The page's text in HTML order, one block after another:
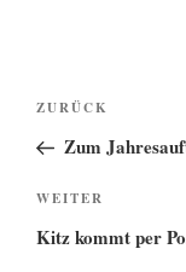
Vorheriger
Beitrag
ZURÜCK
Zum
Nächster
Beitrag
WEITER
Kitz kommt per